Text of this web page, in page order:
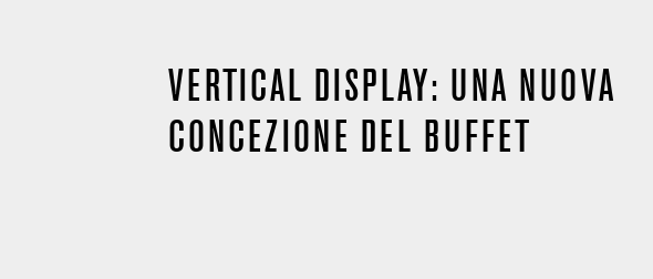
VERTICAL DISPLAY: UNA NUOVA
CONCEZIONE DEL BUFFET